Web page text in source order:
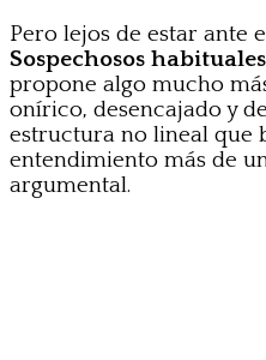
Pero lejos de estar ante
Sospechosos habituales
propone algo mucho
onírico, desencajado y
estructura no lineal que
entendimiento más de
argumental.